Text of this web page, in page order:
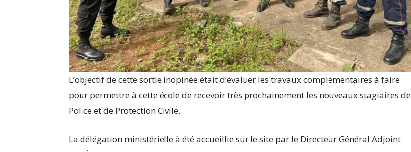
L’objectif de cette sortie inopinée était d’évaluer les travaux complémentaires à faire
pour permettre à cette école de recevoir très prochainement les nouveaux stagiaires de
Police et de Protection Civile.
La délégation ministérielle à été accueillie sur le site par le Directeur Général Adjoint